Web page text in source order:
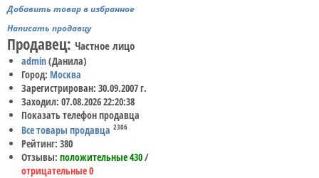
Добавить товар в избранное
Написать продавцу
Продавец: Частное лицо
admin(Данила)
Город: Москва
Зарегистрирован: 30.09.2007 г.
Заходил: 07.08.2026 22:20:38
Показать телефон продавца
Все товары продавца 2306
Рейтинг: 380
Отзывы: положительные 430/
отрицательные 0